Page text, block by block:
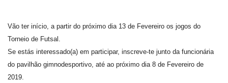
Vão ter início, a partir do próximo dia 13 de Fevereiro os jogos do
Torneio de Futsal.
Se estás interessado(a) em participar, inscreve-te junto da funcionária
do pavilhão gimnodesportivo, até ao próximo dia 8 de Fevereiro de
2019.